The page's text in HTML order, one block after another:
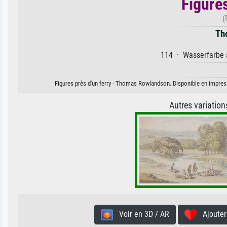
114 ·
Figures près d'un ferry · Thomas Rowlandson. Disponible en
Autres
Voir en 3D / AR